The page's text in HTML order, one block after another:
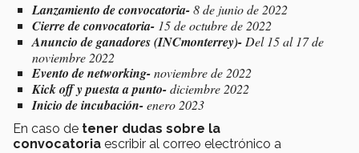
Lanzamiento de convocatoria-8 de junio de 2022
Cierre de convocatoria- 15 de octubre de 2022
Anuncio de ganadores (INCmonterrey)- Del 15 al 17 de
noviembre 2022
Evento de networking-noviembre de 2022
Kick off y puesta a punto-diciembre 2022
Inicio de incubación-enero 2023
En caso de tener dudas sobre la
convocatoria escribir al correo electrónico a